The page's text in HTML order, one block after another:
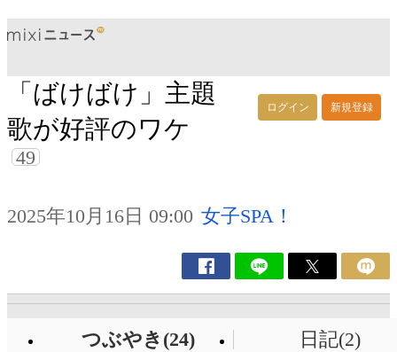
ログイン 新規登録
「ばけばけ」主題
歌が好評のワケ
49
2025年10月16日 09:00 女子SPA！
つぶやき(24) 日記(2)